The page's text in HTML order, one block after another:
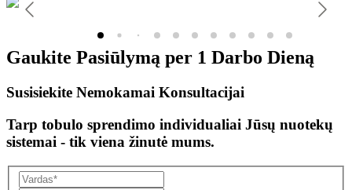
Gaukite Pasiūlymą per 1 Darbo Dieną
Susisiekite Nemokamai Konsultacijai
Tarp tobulo sprendimo individualiai Jūsų nuotekų
sistemai - tik viena žinutė mums.